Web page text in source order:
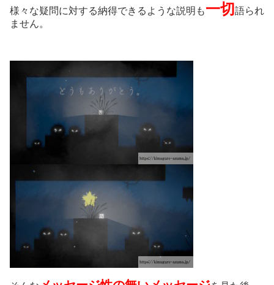
様々な疑問に対する納得できるような説明も一切 語られ
ません。